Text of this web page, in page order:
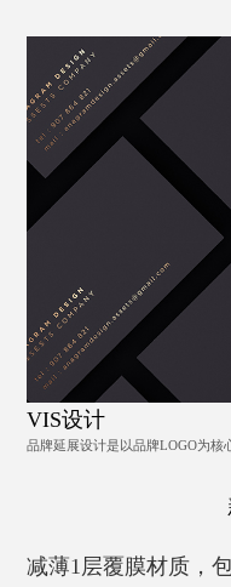
VIS设计
品牌延展设计是以品牌LOGO为核
减薄1层覆膜材质，